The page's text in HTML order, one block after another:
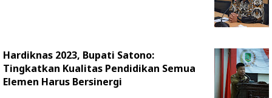
Hardiknas 2023, Bupati Satono:
Tingkatkan Kualitas Pendidikan Semua
Elemen Harus Bersinergi